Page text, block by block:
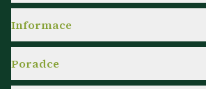
Informace
Poradce